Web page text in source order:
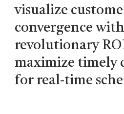
visualize
convergence
revolutionary
maximize timely
for real-time